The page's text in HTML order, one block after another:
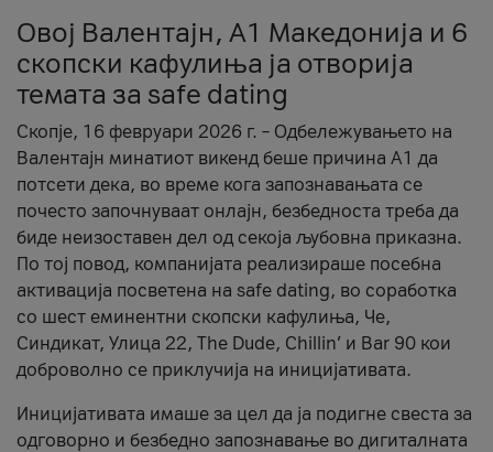
Овој Валентајн, A1 Македонија и 6
скопски кафулиња ја отворија
темата за safe dating
Скопје, 16 февруари 2026 г. – Одбележувањето на
Валентајн минатиот викенд беше причина А1 да
потсети дека, во време кога запознавањата се
почесто започнуваат онлајн, безбедноста треба да
биде неизоставен дел од секоја љубовна приказна.
По тој повод, компанијата реализираше посебна
активација посветена на safe dating, во соработка
со шест еминентни скопски кафулиња, Че,
Синдикат, Улица 22, The Dude, Chillin’ и Bar 90 кои
доброволно се приклучија на иницијативата.
Иницијативата имаше за цел да ја подигне свеста за
одговорно и безбедно запознавање во дигиталната